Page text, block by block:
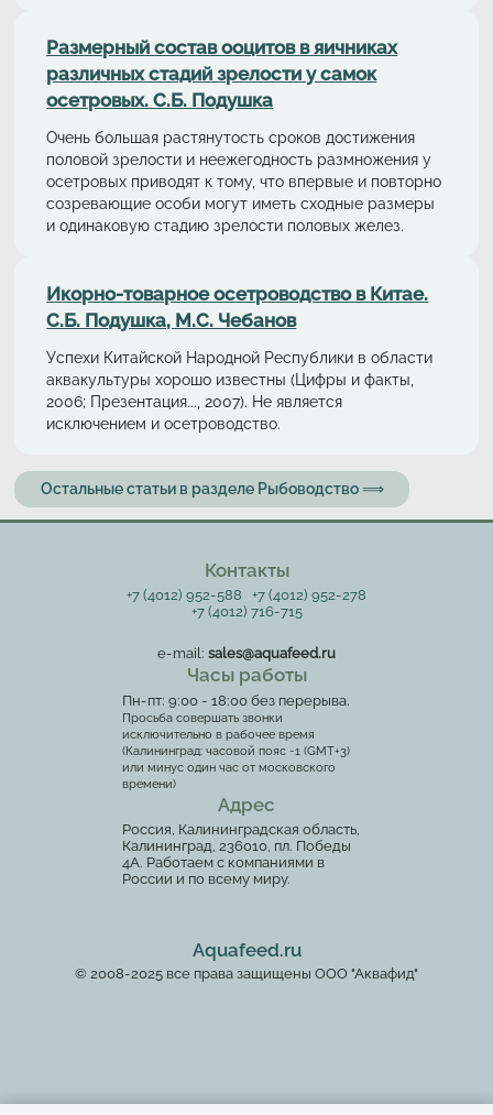
Размерный состав ооцитов в яичниках
различных стадий зрелости у самок
осетровых. С.Б. Подушка
Очень большая растянутость сроков достижения
половой зрелости и неежегодность размножения у
осетровых приводят к тому, что впервые и повторно
созревающие особи могут иметь сходные размеры
и одинаковую стадию зрелости половых желез.
Икорно-товарное осетроводство в Китае.
С.Б. Подушка, М.С. Чебанов
Успехи Китайской Народной Республики в области
аквакультуры хорошо известны (Цифры и факты,
2006; Презентация..., 2007). Не является
исключением и осетроводство.
Остальные статьи в разделе Рыбоводство ⟹
Контакты
+7 (4012) 952-588
+7 (4012) 952-278
+7 (4012) 716-715
e-mail: sales@aquafeed.ru
Часы работы
Пн-пт: 9:00 - 18:00 без перерыва.
Просьба совершать звонки
исключительно в рабочее время
(Калининград: часовой пояс -1 (GMT+3)
или минус один час от московского
времени)
Адрес
Россия, Калининградская область,
Калининград, 236010, пл. Победы
4А. Работаем с компаниями в
России и по всему миру.
Aquafeed.ru
© 2008-2025 все права защищены ООО "Аквафид"